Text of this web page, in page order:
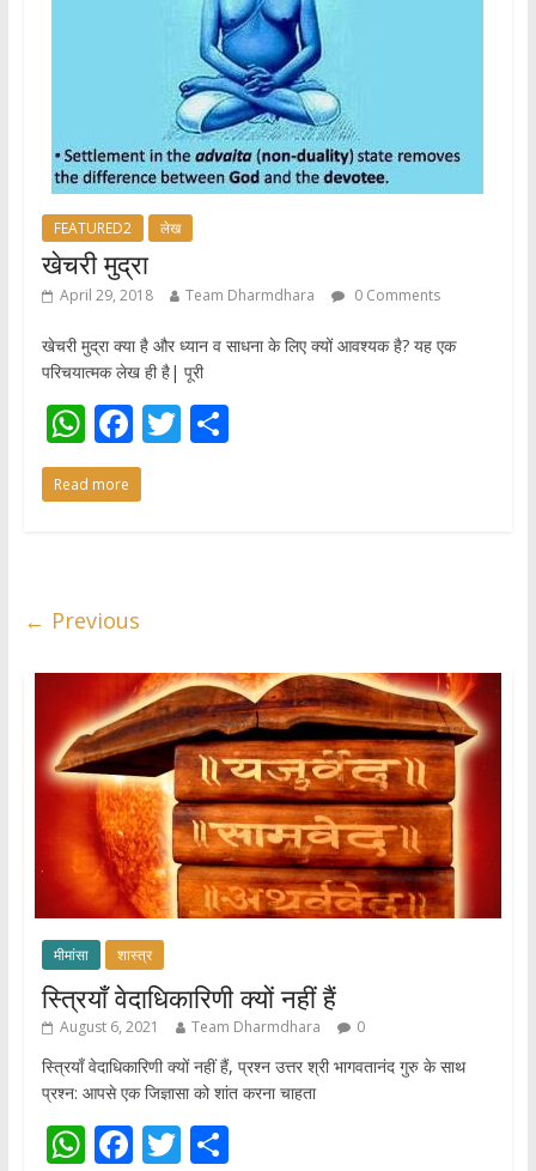
FEATURED2 लेख
खेचरी मुद्रा
April 29, 2018 Team Dharmdhara 0 Comments
खेचरी मुद्रा क्या है और ध्यान व साधना के लिए क्यों आवश्यक है? यह एक
परिचयात्मक लेख ही है| पूरी
W
h
at
p
F
ac
e
o
T S
Read more
← Previous
मीमांसा शास्त्र
स्त्रियाँ वेदाधिकारिणी क्यों नहीं हैं
August 6, 2021 Team Dharmdhara 0
स्त्रियाँ वेदाधिकारिणी क्यों नहीं हैं, प्रश्न उत्तर श्री भागवतानंद गुरु के साथ
प्रश्न: आपसे एक जिज्ञासा को शांत करना चाहता
W F T S